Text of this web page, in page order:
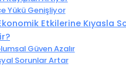
Yükü Genişliyor
Etkilerine Kıyasla
Güven Azalır
Sorunlar Artar